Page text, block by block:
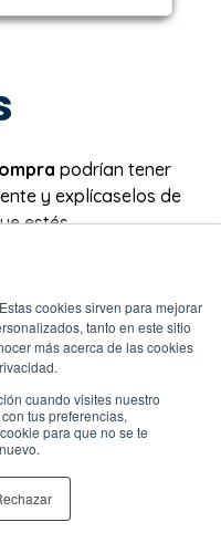
cookies sirven para mejorar
tanto en este sitio
más acerca de las cookies
cuando visites nuestro
tus preferencias,
para que no se te
podrían tener
y explícaselos de
estés
debes
en todo momento; si
que te ayude a